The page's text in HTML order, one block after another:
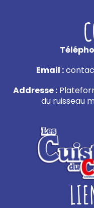
Email :
Addresse :
du ruisseau